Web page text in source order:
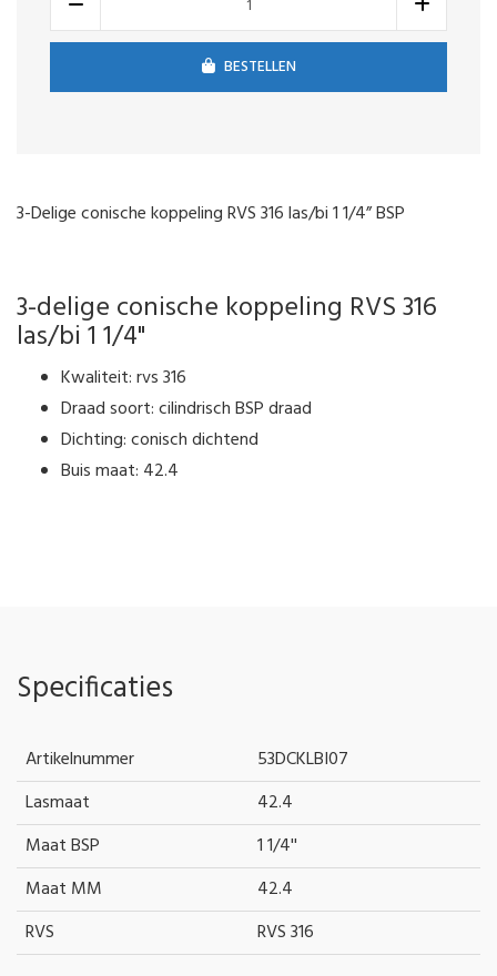
BESTELLEN
3-Delige conische koppeling RVS 316 las/bi 1 1/4” BSP
3-delige conische koppeling RVS 316
las/bi 1 1/4"
Kwaliteit: rvs 316
Draad soort: cilindrisch BSP draad
Dichting: conisch dichtend
Buis maat: 42.4
Specificaties
Artikelnummer
53DCKLBI07
Lasmaat
42.4
Maat BSP
1 1/4''
Maat MM
42.4
RVS
RVS 316